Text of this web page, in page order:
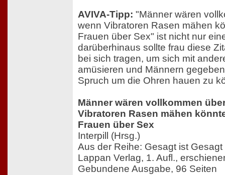
AVIVA-Tipp: "Männer wären
wenn Vibratoren Rasen mähen
Frauen über Sex" ist nicht nur
darüberhinaus sollte frau diese
bei sich tragen, um sich mit
amüsieren und Männern
Spruch um die Ohren hauen zu
Männer wären vollkommen
Vibratoren Rasen mähen
Frauen über Sex
Interpill (Hrsg.)
Aus der Reihe: Gesagt ist Gesagt
Lappan Verlag, 1. Aufl.,
Gebundene Ausgabe, 96 Seiten